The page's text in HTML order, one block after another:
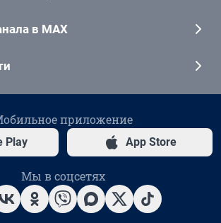
в MAX
приложение
Play App Store
Мы в соцсетях